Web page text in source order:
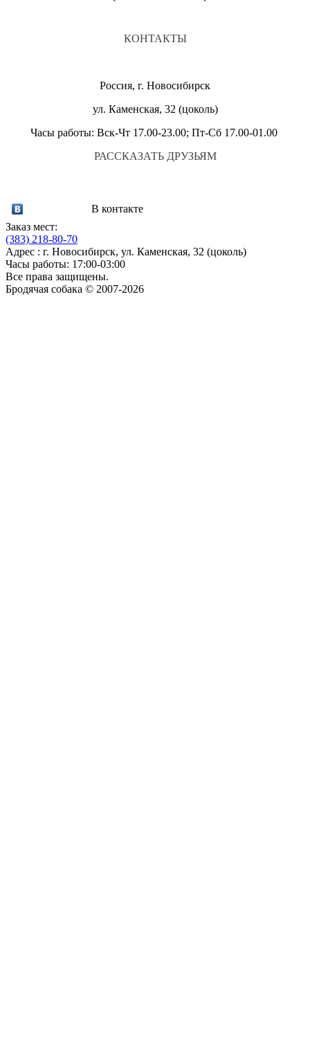
КОНТАКТЫ
Россия, г. Новосибирск
ул. Каменская, 32 (цоколь)
Часы работы: Вск-Чт 17.00-23.00; Пт-Сб 17.00-01.00
РАССКАЗАТЬ ДРУЗЬЯМ
В контакте
Заказ мест:
(383) 218-80-70
Адрес : г. Новосибирск, ул. Каменская, 32 (цоколь)
Часы работы: 17:00-03:00
Все права защищены.
Бродячая собака © 2007-2026